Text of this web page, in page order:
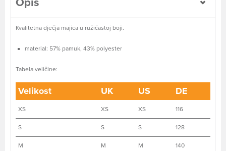
Kvalitetna dječja majica u ružičastoj boji.
material: 57% pamuk, 43% polyester
Tabela veličine:
Velikost UK US DE
XS XS XS 116
S S S 128
M M M 140